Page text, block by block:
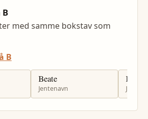
B
med samme bokstav som
B
Beate
Jentenavn